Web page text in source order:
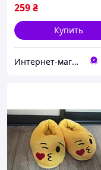
259₴
Купить
Интернет-магазин №1 Обувь,одежда для всех